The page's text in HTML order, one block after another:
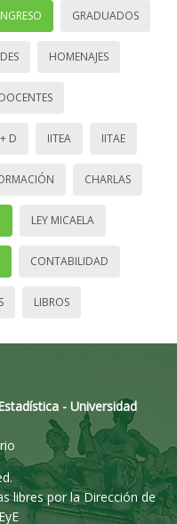
GRADUADOS
HOMENAJES
D IITEA IITAE
CHARLAS
LEY MICAELA
CONTABILIDAD
LIBROS
- Universidad
libres por la Dirección de